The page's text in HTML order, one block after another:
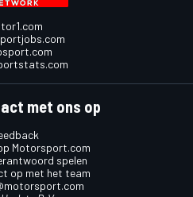
met ons op
Motorsport.com
spelen
op met het team